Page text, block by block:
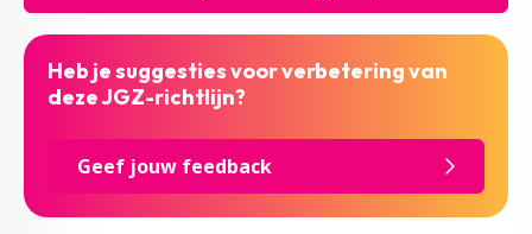
Heb je suggesties voor verbetering van
deze JGZ-richtlijn?
Geef jouw feedback